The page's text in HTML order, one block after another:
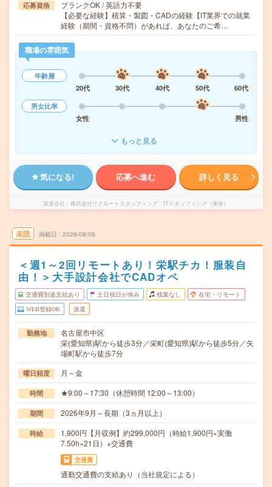
応募資格
ブランクOK / 英語力不要
【必要な経験】積算・製図・CADの経験【IT業界での就業
経験（期間・資格不問）があれば、あなたのご希…
職場の雰囲気
年齢層
20代
30代 40代 50代
60代
男女比率
女性
男性
もっと見る
気になる! 応募へ進む 詳しく見る
派遣会社 株式会社リクルートスタッフィング ITスタッフィング（東海）
未読 掲載日 2026/08/06
＜週1～2回リモートあり！栄駅チカ！服装自
由！＞大手設計会社でCADオペ
交通費別途支給あり 土日祝日が休み 残業なし 在宅・リモート
WEB登録OK 派遣
勤務地
名古屋市中区
栄(愛知県)駅から徒歩3分／栄町(愛知県)駅から徒歩5分／矢
場町駅から徒歩7分
曜日頻度 月～金
時間 ★9:00～17:30（休憩時間 12:00～13:00）
期間 2026年9月～長期（3ヵ月以上）
時給
1,900円【月収例】約299,000円（時給1,900円×実働
7.50h×21日）+交通費
交通費
通勤交通費の支給あり（当社規定による）